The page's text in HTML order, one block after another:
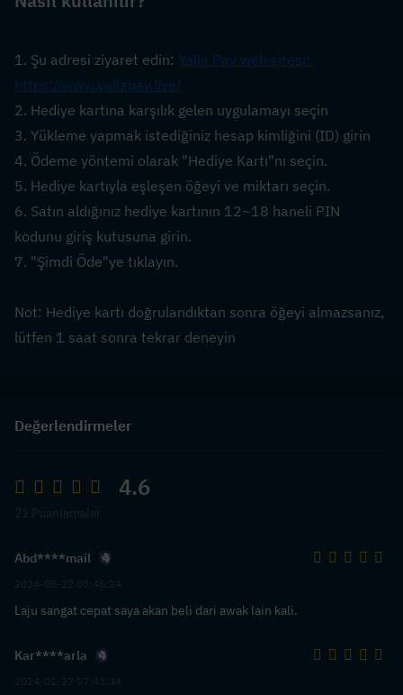
1. Şu adresi ziyaret edin: Yalla Pay web sitesi:
https://www.yallapay.live/
2. Hediye kartına karşılık gelen uygulamayı seçin
3. Yükleme yapmak istediğiniz hesap kimliğini (ID) girin
4. Ödeme yöntemi olarak "Hediye Kartı"nı seçin.
5. Hediye kartıyla eşleşen öğeyi ve miktarı seçin.
6. Satın aldığınız hediye kartının 12~18 haneli PIN
kodunu giriş kutusuna girin.
7. "Şimdi Öde"ye tıklayın.
Not: Hediye kartı doğrulandıktan sonra öğeyi almazsanız,
lütfen 1 saat sonra tekrar deneyin
Değerlendirmeler
4.6
Abd****mail
Laju sangat cepat saya akan beli dari awak lain kali.
Kar****arla